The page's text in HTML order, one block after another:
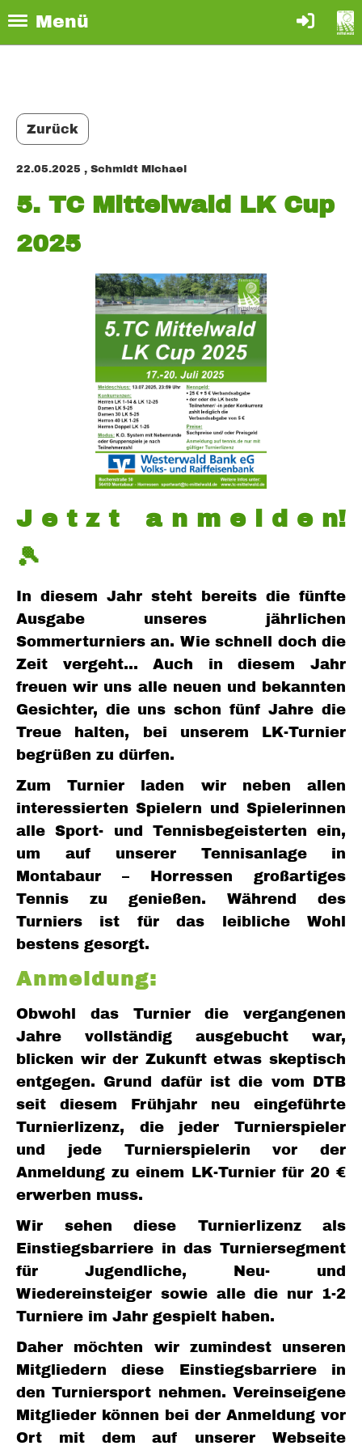
Menü
Zurück
22.05.2025 , Schmidt Michael
5. TC Mittelwald LK Cup
2025
J e t z t a n m e l d e n!
🎾
In diesem Jahr steht bereits die fünfte
Ausgabe unseres jährlichen
Sommerturniers an. Wie schnell doch die
Zeit vergeht… Auch in diesem Jahr
freuen wir uns alle neuen und bekannten
Gesichter, die uns schon fünf Jahre die
Treue halten, bei unserem LK-Turnier
begrüßen zu dürfen.
Zum Turnier laden wir neben allen
interessierten Spielern und Spielerinnen
alle Sport- und Tennisbegeisterten ein,
um auf unserer Tennisanlage in
Montabaur – Horressen großartiges
Tennis zu genießen. Während des
Turniers ist für das leibliche Wohl
bestens gesorgt.
Anmeldung:
Obwohl das Turnier die vergangenen
Jahre vollständig ausgebucht war,
blicken wir der Zukunft etwas skeptisch
entgegen. Grund dafür ist die vom DTB
seit diesem Frühjahr neu eingeführte
Turnierlizenz, die jeder Turnierspieler
und jede Turnierspielerin vor der
Anmeldung zu einem LK-Turnier für 20 €
erwerben muss.
Wir sehen diese Turnierlizenz als
Einstiegsbarriere in das Turniersegment
für Jugendliche, Neu- und
Wiedereinsteiger sowie alle die nur 1-2
Turniere im Jahr gespielt haben.
Daher möchten wir zumindest unseren
Mitgliedern diese Einstiegsbarriere in
den Turniersport nehmen. Vereinseigene
Mitglieder können bei der Anmeldung vor
Ort mit dem auf unserer Webseite